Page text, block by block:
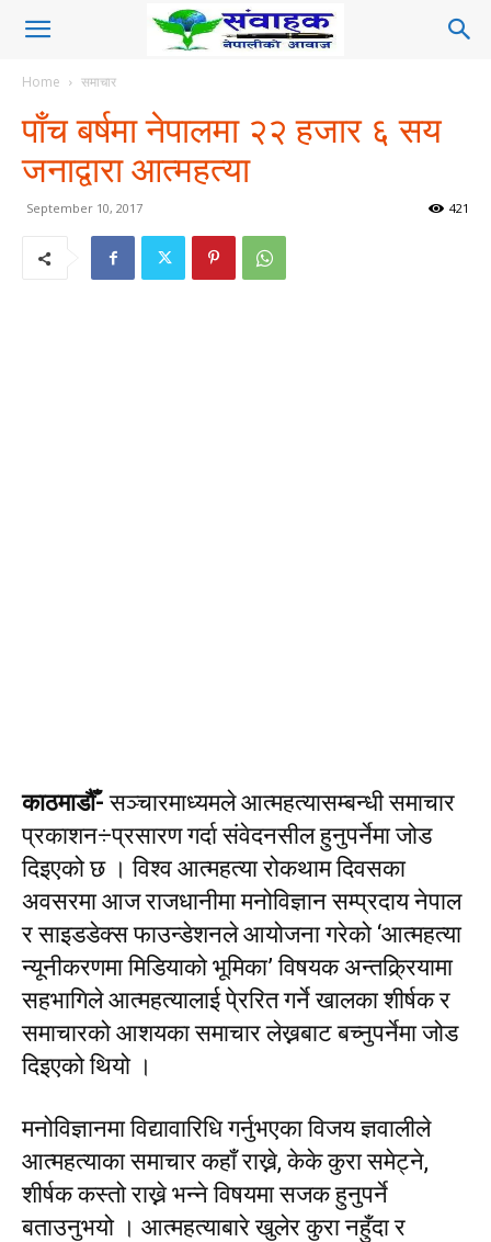
Home समाचार
पाँच बर्षमा नेपालमा २२ हजार ६ सय
जनाद्वारा आत्महत्या
September 10, 2017 421
काठमाडौँ- सञ्चारमाध्यमले आत्महत्यासम्बन्धी समाचार
प्रकाशन÷प्रसारण गर्दा संवेदनसील हुनुपर्नेमा जोड
दिइएको छ । विश्व आत्महत्या रोकथाम दिवसका
अवसरमा आज राजधानीमा मनोविज्ञान सम्प्रदाय नेपाल
र साइडडेक्स फाउन्डेशनले आयोजना गरेको ‘आत्महत्या
न्यूनीकरणमा मिडियाको भूमिका’ विषयक अन्तक्र्रियामा
सहभागिले आत्महत्यालाई पे्ररित गर्ने खालका शीर्षक र
समाचारको आशयका समाचार लेख्नबाट बच्नुपर्नेमा जोड
दिइएको थियो ।
मनोविज्ञानमा विद्यावारिधि गर्नुभएका विजय ज्ञवालीले
आत्महत्याका समाचार कहाँ राख्ने, केके कुरा समेट्ने,
शीर्षक कस्तो राख्ने भन्ने विषयमा सजक हुनुपर्ने
बताउनुभयो । आत्महत्याबारे खुलेर कुरा नहुँदा र